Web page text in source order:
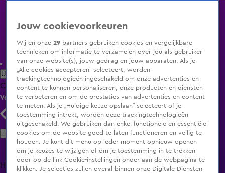
Uitzending Gemist Populaire programma's Zenders Genres
ClipsFilmsRadioSmart TV inlogShop
Volg KIJK
Zoeken
HomeUitzending Gemist Programma's De Bondgenoten
Jouw cookievoorkeuren
Wij en onze29 partners gebruiken cookies en vergelijkbare
technieken om informatie te verzamelen over jou als gebruiker
van onze website(s), jouw gedrag en jouw apparaten. Als je
„Alle cookies accepteren” selecteert, worden
trackingtechnologieën ingeschakeld om onze advertenties en
content te kunnen personaliseren, onze producten en diensten
te verbeteren en om de prestaties van advertenties en content
te meten. Als je „Huidige keuze opslaan” selecteert of je
toestemming intrekt, worden deze trackingtechnologieën
uitgeschakeld. We gebruiken dan enkel functionele en essentiële
cookies om de website goed te laten functioneren en veilig te
houden. Je kunt dit menu op ieder moment opnieuw openen
om je keuzes te wijzigen of om je toestemming in te trekken
door op de link Cookie-instellingen onder aan de webpagina te
klikken. Je selecties zullen overal binnen onze Digitale Diensten